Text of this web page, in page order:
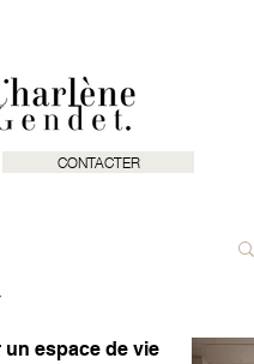
CONTACTER
espace de vie